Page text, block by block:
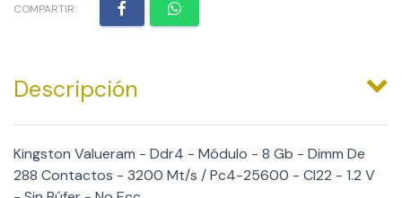
COMPARTIR:
Descripción
Kingston Valueram - Ddr4 - Módulo - 8 Gb - Dimm De
288 Contactos - 3200 Mt/s / Pc4-25600 - Cl22 - 1.2 V